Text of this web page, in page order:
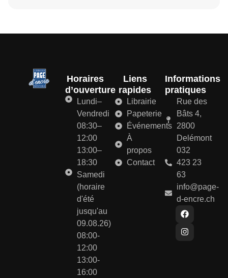
Horaires
d’ouverture
Lundi–
Vendredi
08:30–
12:00
13:00–
18:30
Samedi
(horaire
d'été
jusqu'au
09.08.26)
08:00-
12:00
13:00-
16:00
Liens
rapides
Librairie
Papeterie
Événements
À
propos
Contact
Informations
pratiques
Rue des
Bâts 4,
2800
Delémont
032
423 23
63
info@page-
d-encre.ch